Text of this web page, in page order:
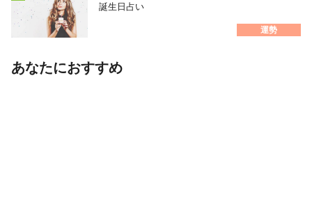
誕生日占い
運勢
あなたにおすすめ